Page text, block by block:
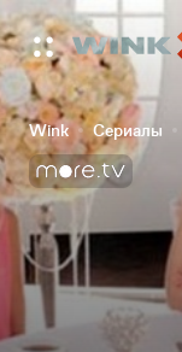
Wink Сериалы